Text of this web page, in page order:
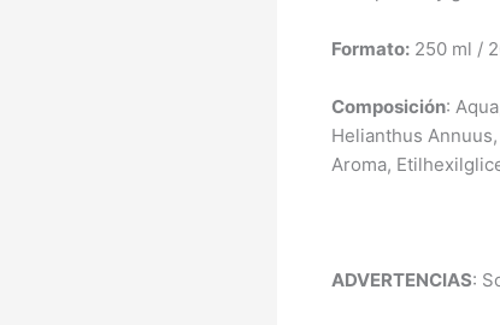
Formato:250 ml /
Composición:
Helianthus
Aroma,
ADVERTENCIAS: